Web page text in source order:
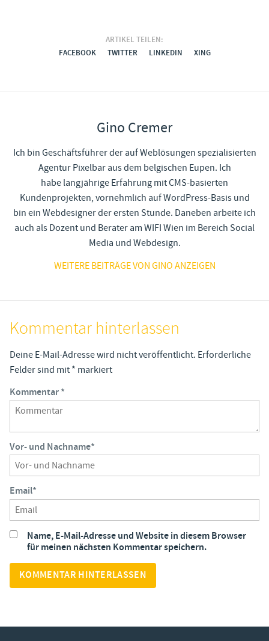
ARTIKEL TEILEN:
FACEBOOK
TWITTER LINKEDIN XING
Gino Cremer
Ich bin Geschäftsführer der auf Weblösungen spezialisierten
Agentur Pixelbar aus dem belgischen Eupen. Ich
habe langjährige Erfahrung mit CMS-basierten
Kundenprojekten, vornehmlich auf WordPress-Basis und
bin ein Webdesigner der ersten Stunde. Daneben arbeite ich
auch als Dozent und Berater am WIFI Wien im Bereich Social
Media und Webdesign.
WEITERE BEITRÄGE VON GINO ANZEIGEN
Kommentar hinterlassen
Deine E-Mail-Adresse wird nicht veröffentlicht. Erforderliche
Felder sind mit * markiert
Kommentar*
Vor- und Nachname*
Email*
Name, E-Mail-Adresse und Website in diesem Browser
für meinen nächsten Kommentar speichern.